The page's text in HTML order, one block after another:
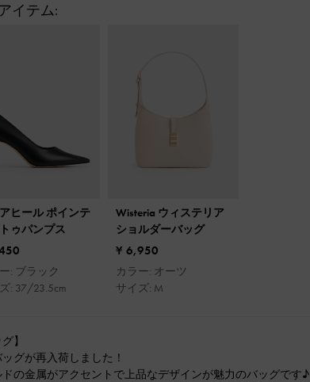
イテム:
ヒール ポインテ
ゥパンプス
: ブラック
: 37/23.5cm
Wisteria ウィステリア
ショルダーバッグ
¥ 6,950
カラー: オーツ
サイズ: M
】
グが再入荷しました！
ドの金属がアクセントで上品なデザインが魅力のバッグです♪